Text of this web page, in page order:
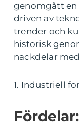
genomgått en
driven av
trender och
historisk
nackdelar
1. Industriell
Fördelar: